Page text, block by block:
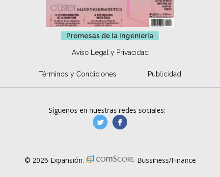
Promesas de la ingeniería
Aviso Legal y Privacidad
Términos y Condiciones Publicidad
Síguenos en nuestras redes sociales:
manufacturaGE
© 2026 Expansión. Bussiness/Finance